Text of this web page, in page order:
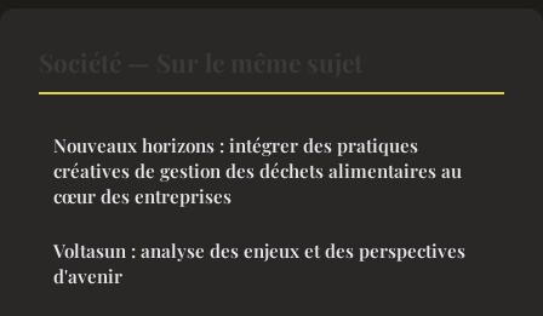
Nouveaux horizons : intégrer des pratiques
créatives de gestion des déchets alimentaires au
cœur des entreprises
Voltasun : analyse des enjeux et des perspectives
d'avenir